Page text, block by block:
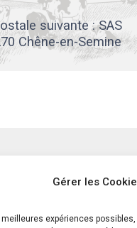
Gérer les
meilleures expériences
suivante : SAS
Chêne-en-Semine
Notre histoire